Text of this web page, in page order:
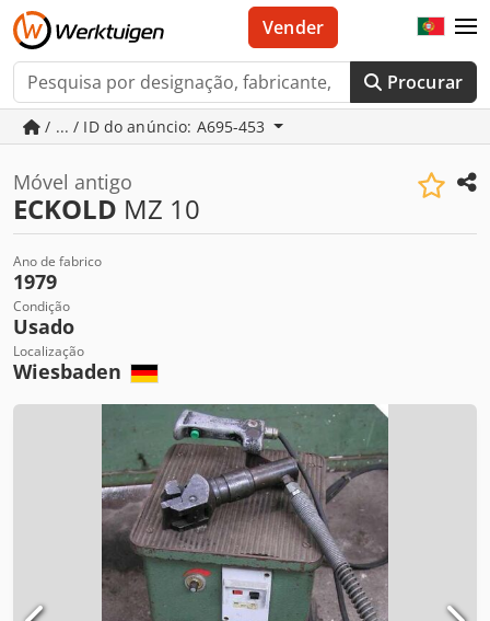
Procurar
Vender
/ ... / ID do anúncio: A695-453
Móvel antigo
ECKOLD MZ 10
Ano de fabrico
1979
Condição
Usado
Localização
Wiesbaden